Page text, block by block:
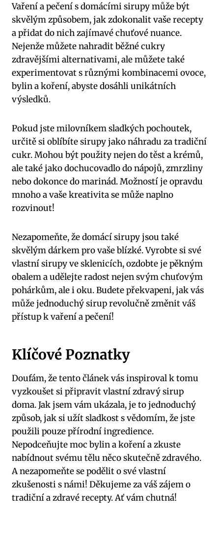
Vaření a pečení s domácími sirupy může být
skvělým způsobem, jak zdokonalit vaše recepty
a přidat do nich zajímavé chuťové nuance.
Nejenže můžete nahradit běžné cukry
zdravějšími alternativami, ale můžete také
experimentovat s různými kombinacemi ovoce,
bylin a koření, abyste dosáhli unikátních
výsledků.
Pokud jste milovníkem sladkých pochoutek,
určitě si oblíbíte sirupy jako náhradu za tradiční
cukr. Mohou být použity nejen do těst a krémů,
ale také jako dochucovadlo do nápojů, zmrzliny
nebo dokonce do marinád. Možností je opravdu
mnoho a vaše kreativita se může naplno
rozvinout!
Nezapomeňte, že domácí sirupy jsou také
skvělým dárkem pro vaše blízké. Vyrobte si své
vlastní sirupy ve sklenicích, ozdobte je pěkným
obalem a udělejte radost nejen svým chuťovým
pohárkům, ale i oku. Budete překvapeni, jak vás
může jednoduchý sirup revolučně změnit váš
přístup k vaření a pečení!
Klíčové Poznatky
Doufám, že tento článek vás inspiroval k tomu
vyzkoušet si připravit vlastní zdravý sirup
doma. Jak jsem vám ukázala, je to jednoduchý
způsob, jak si užít sladkost s vědomím, že jste
použili pouze přírodní ingredience.
Nepodceňujte moc bylin a koření a zkuste
nabídnout svému tělu něco skutečně zdravého.
A nezapomeňte se podělit o své vlastní
zkušenosti s námi! Děkujeme za váš zájem o
tradiční a zdravé recepty. Ať vám chutná!